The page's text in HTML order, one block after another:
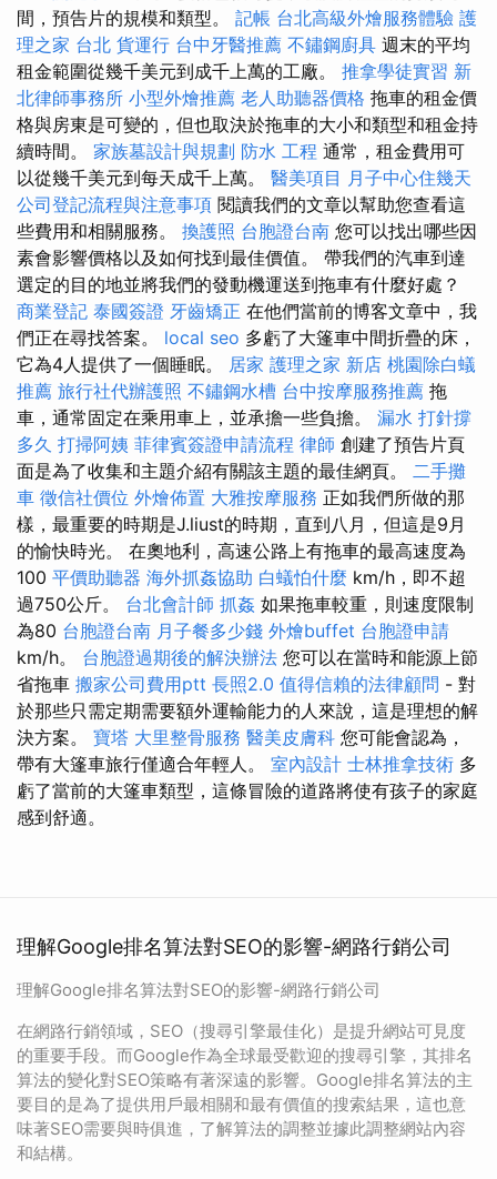
間，預告片的規模和類型。 記帳 台北高級外燴服務體驗 護
理之家 台北 貨運行 台中牙醫推薦 不鏽鋼廚具 週末的平均
租金範圍從幾千美元到成千上萬的工廠。 推拿學徒實習 新
北律師事務所 小型外燴推薦 老人助聽器價格 拖車的租金價
格與房東是可變的，但也取決於拖車的大小和類型和租金持
續時間。 家族墓設計與規劃 防水 工程 通常，租金費用可
以從幾千美元到每天成千上萬。 醫美項目 月子中心住幾天
公司登記流程與注意事項 閱讀我們的文章以幫助您查看這
些費用和相關服務。 換護照 台胞證台南 您可以找出哪些因
素會影響價格以及如何找到最佳價值。 帶我們的汽車到達
選定的目的地並將我們的發動機運送到拖車有什麼好處？
商業登記 泰國簽證 牙齒矯正 在他們當前的博客文章中，我
們正在尋找答案。 local seo 多虧了大篷車中間折疊的床，
它為4人提供了一個睡眠。 居家 護理之家 新店 桃園除白蟻
推薦 旅行社代辦護照 不鏽鋼水槽 台中按摩服務推薦 拖
車，通常固定在乘用車上，並承擔一些負擔。 漏水 打針撐
多久 打掃阿姨 菲律賓簽證申請流程 律師 創建了預告片頁
面是為了收集和主題介紹有關該主題的最佳網頁。 二手攤
車 徵信社價位 外燴佈置 大雅按摩服務 正如我們所做的那
樣，最重要的時期是J.liust的時期，直到八月，但這是9月
的愉快時光。 在奧地利，高速公路上有拖車的最高速度為
100 平價助聽器 海外抓姦協助 白蟻怕什麼 km/h，即不超
過750公斤。 台北會計師 抓姦 如果拖車較重，則速度限制
為80 台胞證台南 月子餐多少錢 外燴buffet 台胞證申請
km/h。 台胞證過期後的解決辦法 您可以在當時和能源上節
省拖車 搬家公司費用ptt 長照2.0 值得信賴的法律顧問 - 對
於那些只需定期需要額外運輸能力的人來說，這是理想的解
決方案。 寶塔 大里整骨服務 醫美皮膚科 您可能會認為，
帶有大篷車旅行僅適合年輕人。 室內設計 士林推拿技術 多
虧了當前的大篷車類型，這條冒險的道路將使有孩子的家庭
感到舒適。
理解Google排名算法對SEO的影響-網路行銷公司
理解Google排名算法對SEO的影響-網路行銷公司
在網路行銷領域，SEO（搜尋引擎最佳化）是提升網站可見度
的重要手段。而Google作為全球最受歡迎的搜尋引擎，其排名
算法的變化對SEO策略有著深遠的影響。Google排名算法的主
要目的是為了提供用戶最相關和最有價值的搜索結果，這也意
味著SEO需要與時俱進，了解算法的調整並據此調整網站內容
和結構。